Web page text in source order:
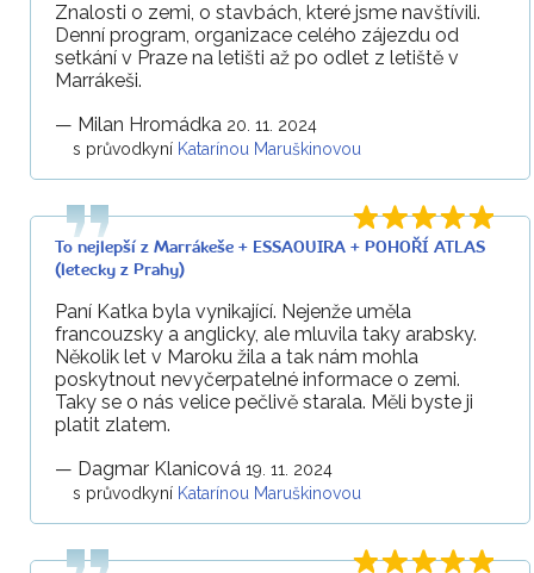
Znalosti o zemi, o stavbách, které jsme navštívili.
Denní program, organizace celého zájezdu od
setkání v Praze na letišti až po odlet z letiště v
Marrákeši.
— Milan Hromádka 20. 11. 2024
s průvodkyní Katarínou Maruškinovou
To nejlepší z Marrákeše + ESSAOUIRA + POHOŘÍ ATLAS
(letecky z Prahy)
Paní Katka byla vynikající. Nejenže uměla
francouzsky a anglicky, ale mluvila taky arabsky.
Několik let v Maroku žila a tak nám mohla
poskytnout nevyčerpatelné informace o zemi.
Taky se o nás velice pečlivě starala. Měli byste ji
platit zlatem.
— Dagmar Klanicová 19. 11. 2024
s průvodkyní Katarínou Maruškinovou